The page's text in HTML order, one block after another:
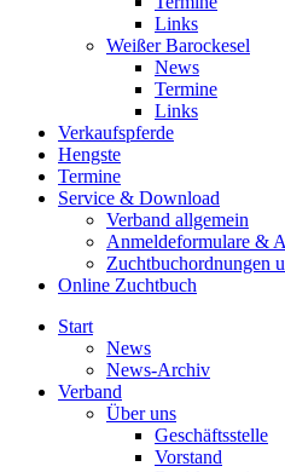
Links
Weißer Barockesel
News
Termine
Links
Verkaufspferde
Hengste
Termine
Service & Download
Verband allgemein
Anmeldeformulare &
Zuchtbuchordnungen
Online Zuchtbuch
Start
News
News-Archiv
Verband
Über uns
Geschäftsstelle
Vorstand